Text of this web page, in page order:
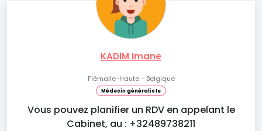
KADIM Imane
Flémalle-Haute - Belgique
Médecin généraliste
Vous pouvez planifier un RDV en appelant le
Cabinet, au : +32489738211